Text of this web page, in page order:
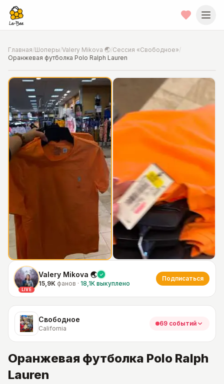
Главная/Шоперы/Valery Mikova 🌏/Сессия «Свободное»/
Оранжевая футболка Polo Ralph Lauren
📍Фото от шопера ·California
LIVE
Valery Mikova 🌏
15,9K фанов · 18,1K выкуплено
Подписаться
Свободное
California
69 событий
Оранжевая футболка Polo Ralph
Lauren